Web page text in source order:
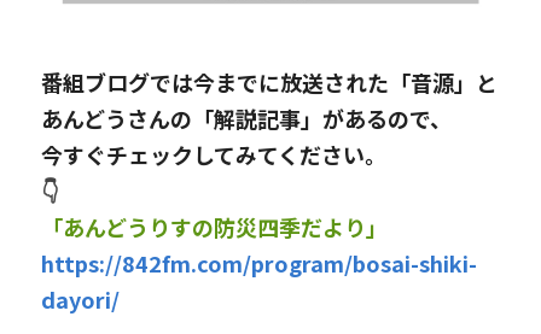
番組ブログでは今までに放送された「音源」と
あんどうさんの「解説記事」があるので、
今すぐチェックしてみてください。
👇
「あんどうりすの防災四季だより」
https://842fm.com/program/bosai-shiki-
dayori/